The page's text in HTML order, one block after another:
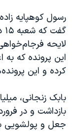
آرشیو پخش زنده
مجموعه مستندهای
تریبونال مردمی آبان
دادگاه حمید نوری
چهل سال
اعتراضات مردمی
اسرائیل در جنگ
رسول کوهپایه‌
لایحه
این پرونده که
کرده و این
بازداشت و در
جعل و پولشویی